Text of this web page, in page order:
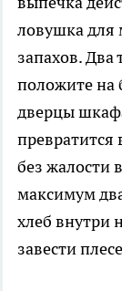
ловушка для
запахов. Два
положите на
дверцы
превратится
без жалости
максимум
хлеб внутри
завести